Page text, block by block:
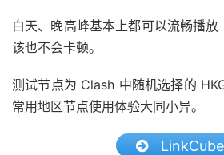
白天、晚高峰基本上都可以流畅播
该也不会卡顿。
测试节点为 Clash 中随机选择的
常用地区节点使用体验大同小异。
LinkCube